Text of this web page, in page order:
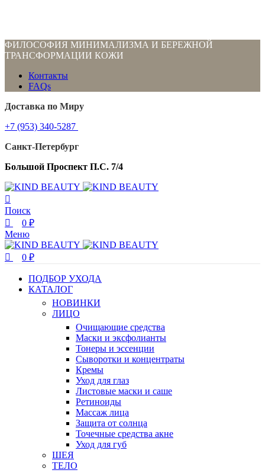
ФИЛОСОФИЯ МИНИМАЛИЗМА И БЕРЕЖНОЙ
ТРАНСФОРМАЦИИ КОЖИ
Контакты
FAQs
Доставка по Миру
+7 (953) 340-5287
Санкт-Петербург
Большой Проспект П.С. 7/4
Поиск
0 ₽
Меню
0 ₽
ПОДБОР УХОДА
КАТАЛОГ
НОВИНКИ
ЛИЦО
Очищающие средства
Маски и эксфолианты
Тонеры и эссенции
Сыворотки и концентраты
Кремы
Уход для глаз
Листовые маски и саше
Ретиноиды
Массаж лица
Защита от солнца
Точечные средства акне
Уход для губ
ШЕЯ
ТЕЛО